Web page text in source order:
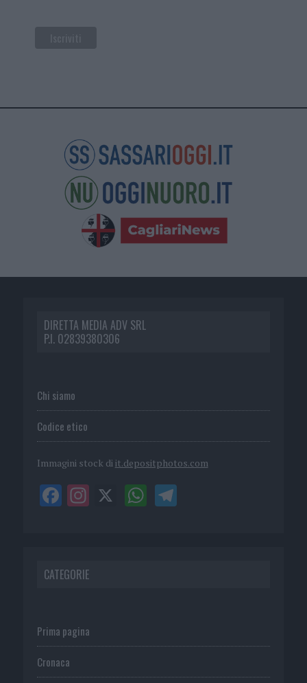
DIRETTA MEDIA ADV SRL
P.I. 02839380306
Chi siamo
Codice etico
Immagini stock di it.depositphotos.com
CATEGORIE
Prima pagina
Cronaca